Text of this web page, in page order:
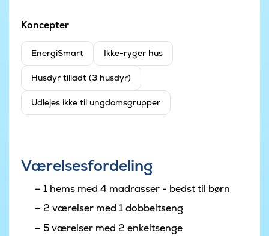
Koncepter
EnergiSmart Ikke-ryger hus
Husdyr tilladt (3 husdyr)
Udlejes ikke til ungdomsgrupper
Værelsesfordeling
1 hems med 4 madrasser - bedst til børn
2 værelser med 1 dobbeltseng
5 værelser med 2 enkeltsenge